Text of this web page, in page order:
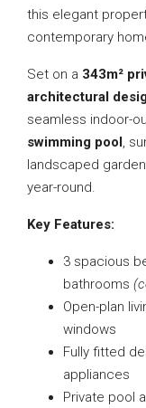
this elegant
contemporary
Set on a 343m²
architectural
seamless indoor-
swimming pool,
landscaped
year-round.
Key Features:
3 spacious
bathrooms
Open-plan
windows
Fully fitted
appliances
Private pool